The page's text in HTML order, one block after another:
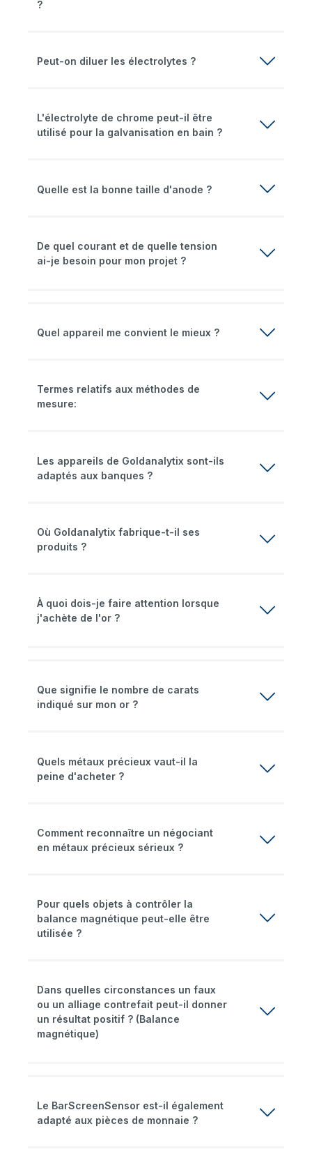
?
Peut-on diluer les électrolytes ?
L'électrolyte de chrome peut-il être
utilisé pour la galvanisation en bain ?
Quelle est la bonne taille d'anode ?
De quel courant et de quelle tension
ai-je besoin pour mon projet ?
Quel appareil me convient le mieux ?
Termes relatifs aux méthodes de
mesure:
Les appareils de Goldanalytix sont-ils
adaptés aux banques ?
Où Goldanalytix fabrique-t-il ses
produits ?
À quoi dois-je faire attention lorsque
j'achète de l'or ?
Que signifie le nombre de carats
indiqué sur mon or ?
Quels métaux précieux vaut-il la
peine d'acheter ?
Comment reconnaître un négociant
en métaux précieux sérieux ?
Pour quels objets à contrôler la
balance magnétique peut-elle être
utilisée ?
Dans quelles circonstances un faux
ou un alliage contrefait peut-il donner
un résultat positif ? (Balance
magnétique)
Le BarScreenSensor est-il également
adapté aux pièces de monnaie ?